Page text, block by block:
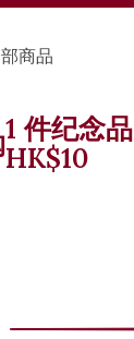
商品
1 件纪念品
HK$10